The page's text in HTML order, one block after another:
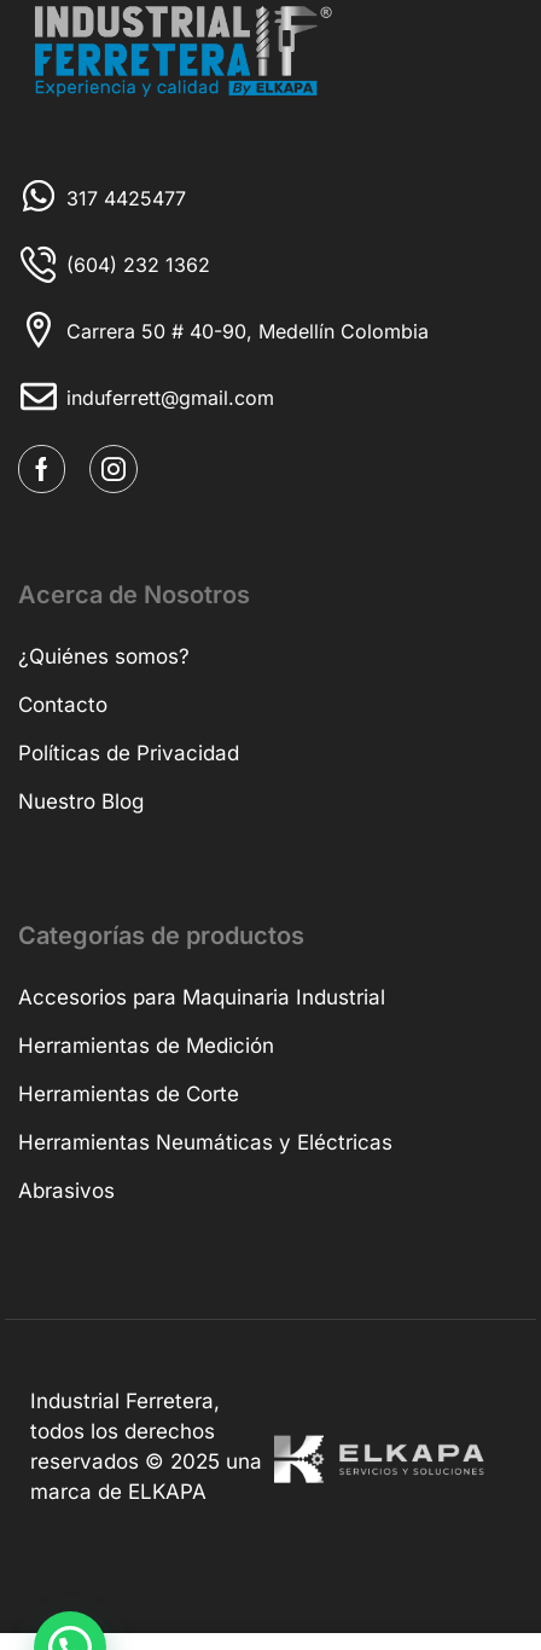
317 4425477
(604) 232 1362
Carrera 50 # 40-90, Medellín Colombia
induferrett@gmail.com
Acerca de Nosotros
¿Quiénes somos?
Contacto
Políticas de Privacidad
Nuestro Blog
Categorías de productos
Accesorios para Maquinaria Industrial
Herramientas de Medición
Herramientas de Corte
Herramientas Neumáticas y Eléctricas
Abrasivos
Industrial Ferretera,
todos los derechos
reservados © 2025 una
marca de ELKAPA